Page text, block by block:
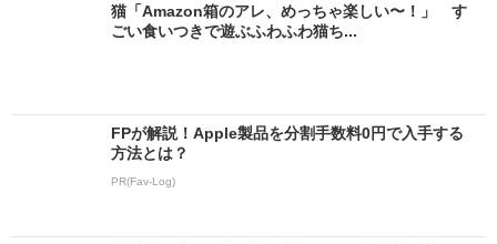
猫「Amazon箱のアレ、めっちゃ楽しい〜！」 す
ごい食いつきで遊ぶふわふわ猫ち...
FPが解説！Apple製品を分割手数料0円で入手する
方法とは？
PR(Fav-Log)